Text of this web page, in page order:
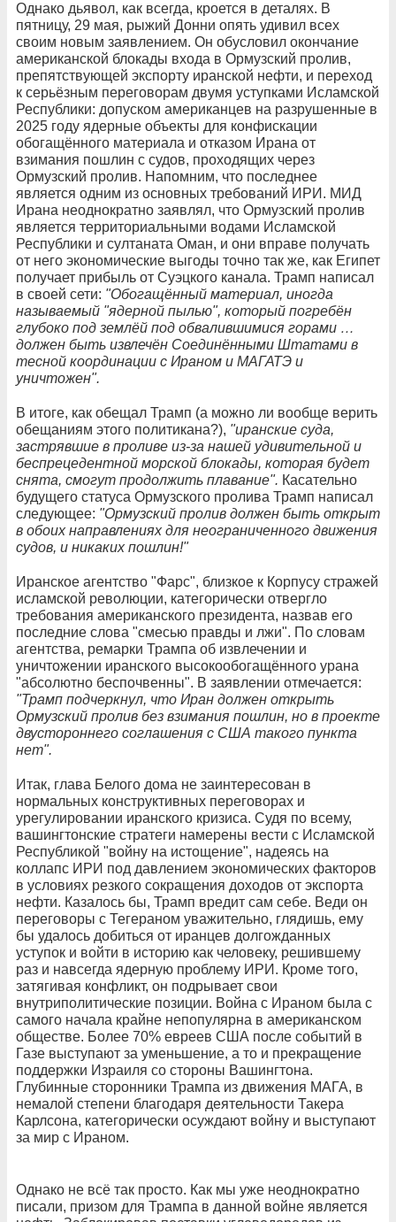
Однако дьявол, как всегда, кроется в деталях. В
пятницу, 29 мая, рыжий Донни опять удивил всех
своим новым заявлением. Он обусловил окончание
американской блокады входа в Ормузский пролив,
препятствующей экспорту иранской нефти, и переход
к серьёзным переговорам двумя уступками Исламской
Республики: допуском американцев на разрушенные в
2025 году ядерные объекты для конфискации
обогащённого материала и отказом Ирана от
взимания пошлин с судов, проходящих через
Ормузский пролив. Напомним, что последнее
является одним из основных требований ИРИ. МИД
Ирана неоднократно заявлял, что Ормузский пролив
является территориальными водами Исламской
Республики и султаната Оман, и они вправе получать
от него экономические выгоды точно так же, как Египет
получает прибыль от Суэцкого канала. Трамп написал
в своей сети: "Обогащённый материал, иногда
называемый "ядерной пылью", который погребён
глубоко под землёй под обвалившимися горами …
должен быть извлечён Соединёнными Штатами в
тесной координации с Ираном и МАГАТЭ и
уничтожен".
В итоге, как обещал Трамп (а можно ли вообще верить
обещаниям этого политикана?), "иранские суда,
застрявшие в проливе из-за нашей удивительной и
беспрецедентной морской блокады, которая будет
снята, смогут продолжить плавание". Касательно
будущего статуса Ормузского пролива Трамп написал
следующее: "Ормузский пролив должен быть открыт
в обоих направлениях для неограниченного движения
судов, и никаких пошлин!"
Иранское агентство "Фарс", близкое к Корпусу стражей
исламской революции, категорически отвергло
требования американского президента, назвав его
последние слова "смесью правды и лжи". По словам
агентства, ремарки Трампа об извлечении и
уничтожении иранского высокообогащённого урана
"абсолютно беспочвенны". В заявлении отмечается:
"Трамп подчеркнул, что Иран должен открыть
Ормузский пролив без взимания пошлин, но в проекте
двустороннего соглашения с США такого пункта
нет".
Итак, глава Белого дома не заинтересован в
нормальных конструктивных переговорах и
урегулировании иранского кризиса. Судя по всему,
вашингтонские стратеги намерены вести с Исламской
Республикой "войну на истощение", надеясь на
коллапс ИРИ под давлением экономических факторов
в условиях резкого сокращения доходов от экспорта
нефти. Казалось бы, Трамп вредит сам себе. Веди он
переговоры с Тегераном уважительно, глядишь, ему
бы удалось добиться от иранцев долгожданных
уступок и войти в историю как человеку, решившему
раз и навсегда ядерную проблему ИРИ. Кроме того,
затягивая конфликт, он подрывает свои
внутриполитические позиции. Война с Ираном была с
самого начала крайне непопулярна в американском
обществе. Более 70% евреев США после событий в
Газе выступают за уменьшение, а то и прекращение
поддержки Израиля со стороны Вашингтона.
Глубинные сторонники Трампа из движения МАГА, в
немалой степени благодаря деятельности Такера
Карлсона, категорически осуждают войну и выступают
за мир с Ираном.
Однако не всё так просто. Как мы уже неоднократно
писали, призом для Трампа в данной войне является